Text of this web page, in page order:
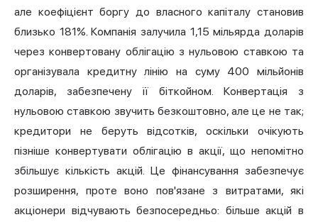
але коефіцієнт боргу до власного капіталу становив
близько 181%. Компанія залучила 1,15 мільярда доларів
через конвертовану облігацію з нульовою ставкою та
організувала кредитну лінію на суму 400 мільйонів
доларів, забезпечену її біткойном. Конвертація з
нульовою ставкою звучить безкоштовно, але це не так;
кредитори не беруть відсотків, оскільки очікують
пізніше конвертувати облігацію в акції, що непомітно
збільшує кількість акцій. Це фінансування забезпечує
розширення, проте воно пов'язане з витратами, які
акціонери відчувають безпосередньо: більше акцій в